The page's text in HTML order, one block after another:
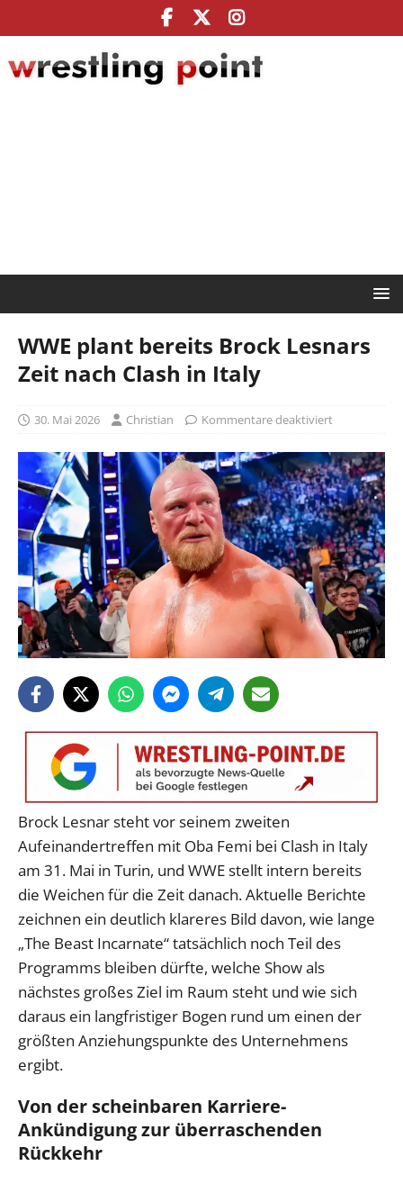
WWE plant bereits Brock Lesnars
Zeit nach Clash in Italy
30. Mai 2026 Christian Kommentare deaktiviert
Brock Lesnar steht vor seinem zweiten
Aufeinandertreffen mit Oba Femi bei Clash in Italy
am 31. Mai in Turin, und WWE stellt intern bereits
die Weichen für die Zeit danach. Aktuelle Berichte
zeichnen ein deutlich klareres Bild davon, wie lange
„The Beast Incarnate“ tatsächlich noch Teil des
Programms bleiben dürfte, welche Show als
nächstes großes Ziel im Raum steht und wie sich
daraus ein langfristiger Bogen rund um einen der
größten Anziehungspunkte des Unternehmens
ergibt.
Von der scheinbaren Karriere-
Ankündigung zur überraschenden
Rückkehr